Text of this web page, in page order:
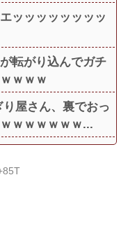
ッッッッッッッッ
転がり込んでガチ
ｗｗｗ
り屋さん、裏でおっ
ｗｗｗｗｗｗ...